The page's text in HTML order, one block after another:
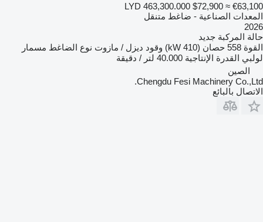
LYD 463,300.000 $72,900 ≈ €63,100
المعدات الصناعية - ضاغط متنقل
2026
حالة المركبة جديد
القوة 558 حصان (410 kW) وقود ديزل / مازوت نوع الضاغط مسمار
لولبي القدرة الإنتاجية 40.000 لتر / دقيقة
الصين
Chengdu Fesi Machinery Co.,Ltd.
الاتصال بالبائع